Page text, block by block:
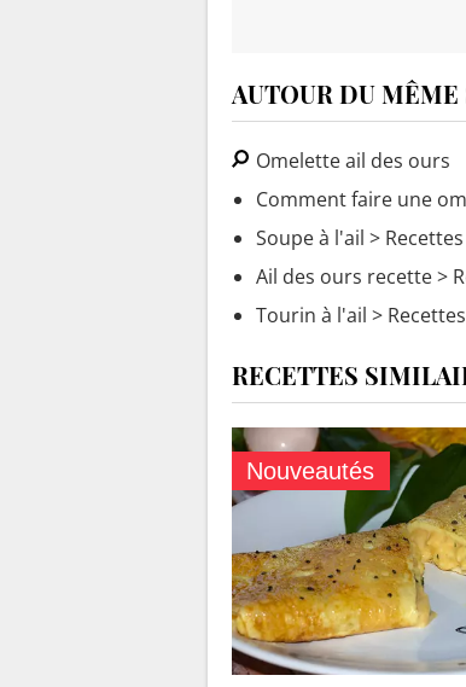
AUTOUR DU MÊME
Omelette ail des ours
Comment faire une
Soupe à l'ail >
Ail des ours recette>
Tourin à l'ail >
RECETTES
Nouveautés